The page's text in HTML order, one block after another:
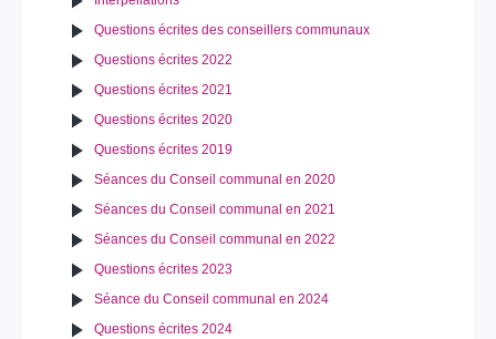
Questions écrites des conseillers communaux
Questions écrites 2022
Questions écrites 2021
Questions écrites 2020
Questions écrites 2019
Séances du Conseil communal en 2020
Séances du Conseil communal en 2021
Séances du Conseil communal en 2022
Questions écrites 2023
Séance du Conseil communal en 2024
Questions écrites 2024